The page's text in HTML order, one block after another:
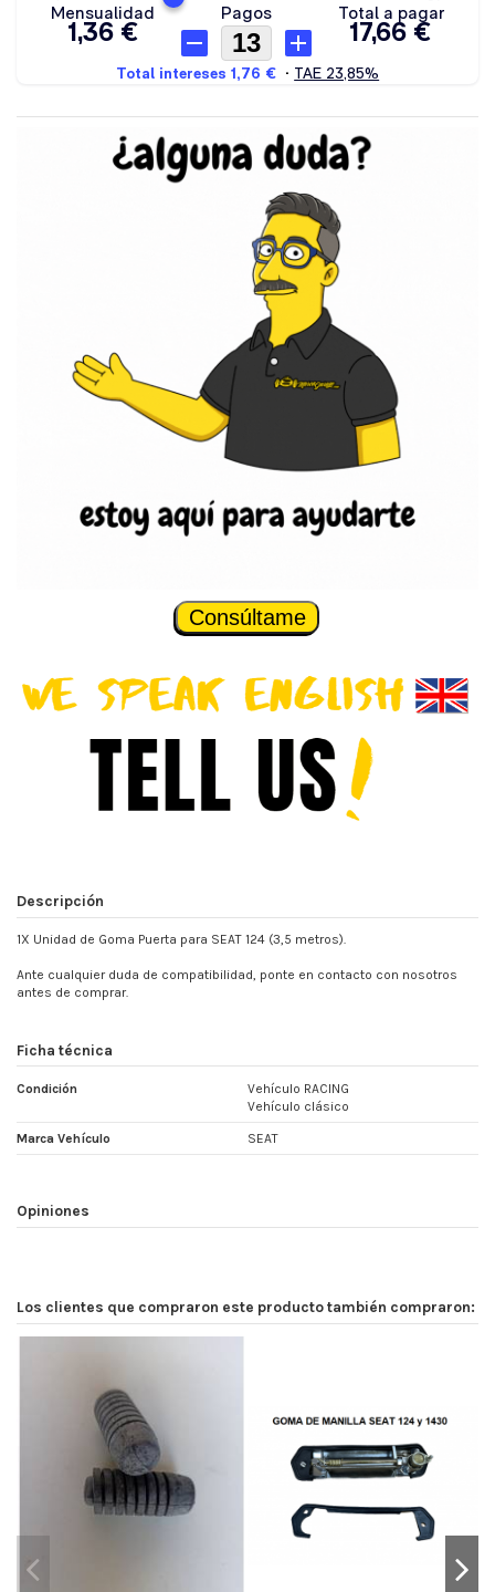
Consúltame
Descripción
1X Unidad de Goma Puerta para SEAT 124 (3,5 metros).
Ante cualquier duda de compatibilidad, ponte en contacto con nosotros
antes de comprar.
Ficha técnica
Condición
Vehículo RACING
Vehículo clásico
Marca Vehículo SEAT
Opiniones
Los clientes que compraron este producto también compraron: